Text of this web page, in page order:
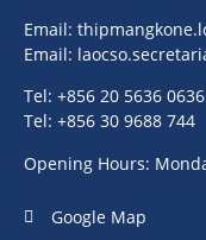
Email:
Email:
Tel: +856 20 5636 0636
Tel: +856 30 9688 744
Opening Hours:
Google Map